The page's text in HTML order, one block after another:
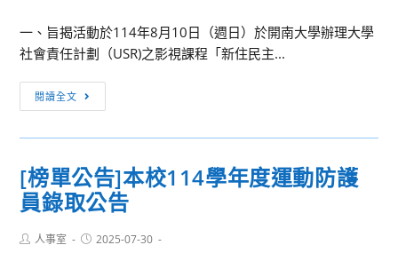
「http://www.com.tw
提
供
114
年
分
科
驗
一、旨揭活動於114年8月10日（週日）於開南大學辦理大學
社會責任計劃（USR)之影視課程「新住民主...
閱讀全文
息
轉
開
南
學
[榜單公告]本校114學年度運動防護
員錄取公告
Post人事室
Post2025-07-30